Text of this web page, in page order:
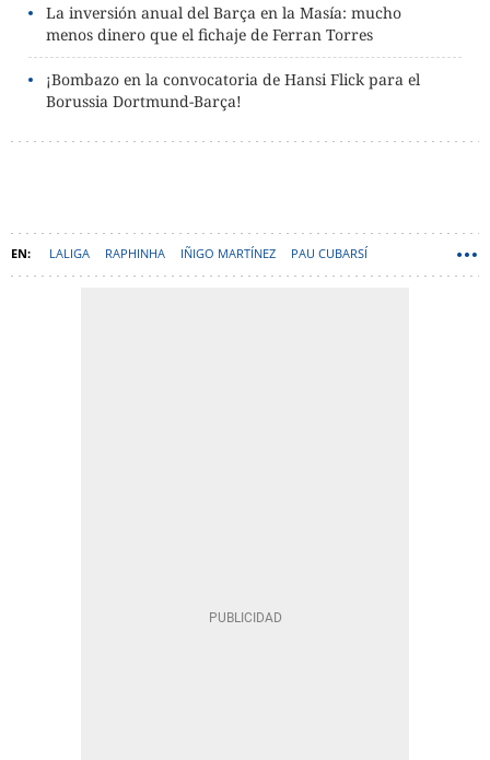
La inversión anual del Barça en la Masía: mucho
menos dinero que el fichaje de Ferran Torres
¡Bombazo en la convocatoria de Hansi Flick para el
Borussia Dortmund-Barça!
LALIGA RAPHINHA IÑIGO MARTÍNEZ PAU CUBARSÍ